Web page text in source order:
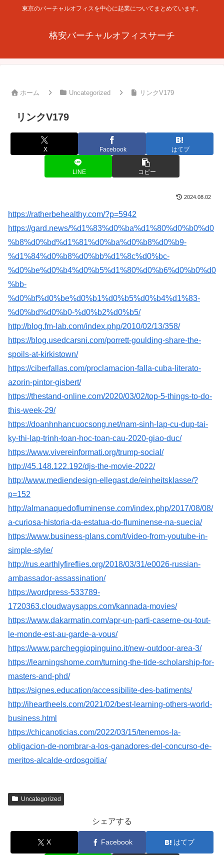
東京のバーチャルオフィスを中心に起業についてまとめています。
格安バーチャルオフィスサーチ
ホーム Uncategorized リンクV179
リンクV179
X Facebook はてブ
LINE コピー
2024.08.02
https://ratherbehealthy.com/?p=5942
https://gard.news/%d1%83%d0%ba%d1%80%d0%b0%d0
%b8%d0%bd%d1%81%d0%ba%d0%b8%d0%b9-
%d1%84%d0%b8%d0%bb%d1%8c%d0%bc-
%d0%be%d0%b4%d0%b5%d1%80%d0%b6%d0%b0%d0
%bb-
%d0%bf%d0%be%d0%b1%d0%b5%d0%b4%d1%83-
%d0%bd%d0%b0-%d0%b2%d0%b5/
http://blog.fm-lab.com/index.php/2010/02/13/358/
https://blog.usedcarsni.com/porrett-goulding-share-the-
spoils-at-kirkistown/
https://ciberfallas.com/proclamacion-falla-cuba-literato-
azorin-pintor-gisbert/
https://thestand-online.com/2020/03/02/top-5-things-to-do-
this-week-29/
https://doanhnhancuocsong.net/nam-sinh-lap-cu-dup-tai-
ky-thi-lap-trinh-toan-hoc-toan-cau-2020-giao-duc/
https://www.vivereinformati.org/trump-social/
http://45.148.122.192/djs-the-movie-2022/
http://www.mediendesign-ellegast.de/einheitsklasse/?
p=152
http://almanaquedofluminense.com/index.php/2017/08/08/
a-curiosa-historia-da-estatua-do-fluminense-na-suecia/
https://www.business-plans.com/t/video-from-youtube-in-
simple-style/
http://rus.earthlyfireflies.org/2018/03/31/e0026-russian-
ambassador-assassination/
https://wordpress-533789-
1720363.cloudwaysapps.com/kannada-movies/
https://www.dakarmatin.com/apr-un-parti-caserne-ou-tout-
le-monde-est-au-garde-a-vous/
https://www.parcheggiopinguino.it/new-outdoor-area-3/
https://learningshome.com/turning-the-tide-scholarship-for-
masters-and-phd/
https://signes.education/accessibilite-des-batiments/
http://iheartheels.com/2021/02/best-learning-others-world-
business.html
https://chicanoticias.com/2022/03/15/tenemos-la-
obligacion-de-nombrar-a-los-ganadores-del-concurso-de-
meritos-alcalde-ordosgoitia/
Uncategorized
シェアする
X Facebook はてブ